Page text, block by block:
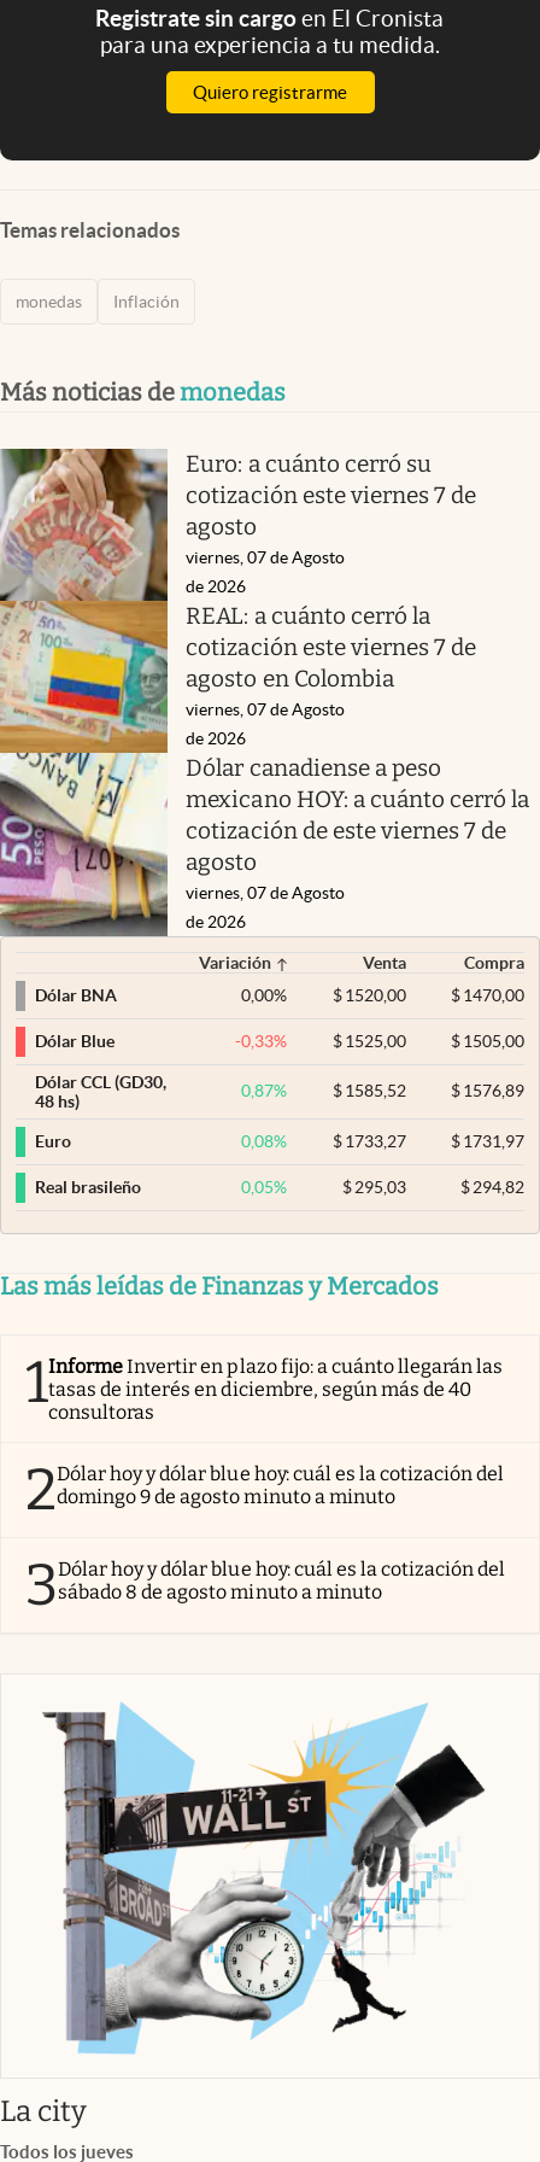
Registrate sin cargoen El Cronista
para una experiencia a tu medida.
Quiero registrarme
Temas relacionados
monedas Inflación
Más noticias demonedas
Euro: a cuánto cerró su
cotización este viernes 7 de
agosto
viernes, 07 de Agosto
de 2026
REAL: a cuánto cerró la
cotización este viernes 7 de
agosto en Colombia
viernes, 07 de Agosto
de 2026
Dólar canadiense a peso
mexicano HOY: a cuánto cerró la
cotización de este viernes 7 de
agosto
viernes, 07 de Agosto
de 2026
Variación Venta
Compra
Dólar BNA
0,00% $ 1520,00 $1470,00
Dólar Blue -0,33% $ 1525,00 $1505,00
Dólar CCL (GD30,
48 hs)
0,87% $ 1585,52 $1576,89
Euro 0,08% $ 1733,27 $1731,97
Real brasileño 0,05% $ 295,03 $294,82
Las más leídas de Finanzas y Mercados
1InformeInvertir en plazo fijo: a cuánto llegarán las
tasas de interés en diciembre, según más de 40
consultoras
2Dólar hoy y dólar blue hoy: cuál es la cotización del
domingo 9 de agosto minuto a minuto
3Dólar hoy y dólar blue hoy: cuál es la cotización del
sábado 8 de agosto minuto a minuto
La cityabre en nueva pestaña
Todos los jueves